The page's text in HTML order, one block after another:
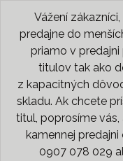
Vážení
predajne do
priamo v
titulov tak ako
z kapacitných
skladu. Ak chcete
titul, poprosíme
kamennej
0907 078 029